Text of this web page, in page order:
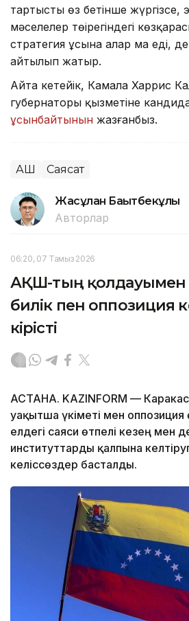
тартысты өз бетінше жүргізсе,
мәселелер төңірегіндегі
стратегия ұсына алар ма еді,
айтылып жатыр.
Айта кетейік, Камала Харрис
губернаторы қызметіне
ұсынбайтынын жазғанбыз.
АҚШ Саясат
Жасұлан Бақытбекұлы
Авторлар
06:20, 07 Тамыз 2026
АҚШ-тың қолдауымен
билік пен оппозиция
кірісті
АСТАНА. KAZINFORM —
уақытша үкіметі мен оппозиция
елдегі саяси өтпелі кезең мен
институттарды қалпына
келіссөздер басталды.